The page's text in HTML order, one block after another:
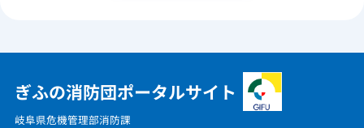
ぎふの消防団ポータルサイト
岐阜県危機管理部消防課